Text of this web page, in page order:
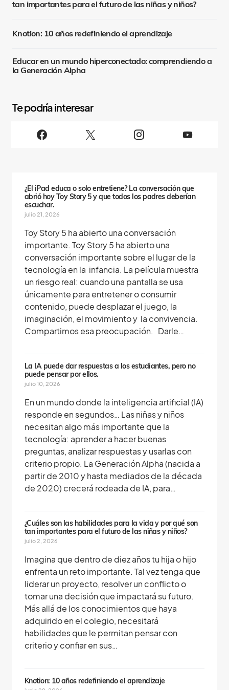
tan importantes para el futuro de las niñas y niños?
Knotion: 10 años redefiniendo el aprendizaje
Educar en un mundo hiperconectado: comprendiendo a
la Generación Alpha
S
¿El iPad educa o solo entretiene? La conversación que
abrió hoy Toy Story 5 y que todos los padres deberían
escuchar.
julio 21, 2026
Toy Story 5 ha abierto una conversación
importante. Toy Story 5 ha abierto una
conversación importante sobre el lugar de la
tecnología en la infancia. La película muestra
un riesgo real: cuando una pantalla se usa
únicamente para entretener o consumir
contenido, puede desplazar el juego, la
imaginación, el movimiento y la convivencia.
Compartimos esa preocupación. Darle…
La IA puede dar respuestas a los estudiantes, pero no
puede pensar por ellos.
julio 10, 2026
En un mundo donde la inteligencia artificial (IA)
responde en segundos… Las niñas y niños
necesitan algo más importante que la
tecnología: aprender a hacer buenas
preguntas, analizar respuestas y usarlas con
criterio propio. La Generación Alpha (nacida a
partir de 2010 y hasta mediados de la década
de 2020) crecerá rodeada de IA, para…
¿Cuáles son las habilidades para la vida y por qué son
tan importantes para el futuro de las niñas y niños?
julio 2, 2026
Imagina que dentro de diez años tu hija o hijo
enfrenta un reto importante. Tal vez tenga que
liderar un proyecto, resolver un conflicto o
tomar una decisión que impactará su futuro.
Más allá de los conocimientos que haya
adquirido en el colegio, necesitará
habilidades que le permitan pensar con
criterio y confiar en sus…
Knotion: 10 años redefiniendo el aprendizaje